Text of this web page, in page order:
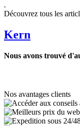
.
Découvrez tous les
Kern
Nous avons trouvé
Nos avantages clients